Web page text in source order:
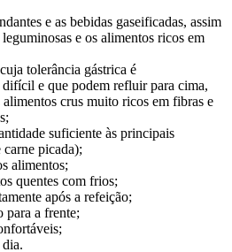
e as bebidas gaseificadas, assim
e os alimentos ricos em
tolerância gástrica é
e que podem refluir para cima,
crus muito ricos em fibras e
suficiente às principais
picada);
alimentos;
quentes com frios;
após a refeição;
para a frente;